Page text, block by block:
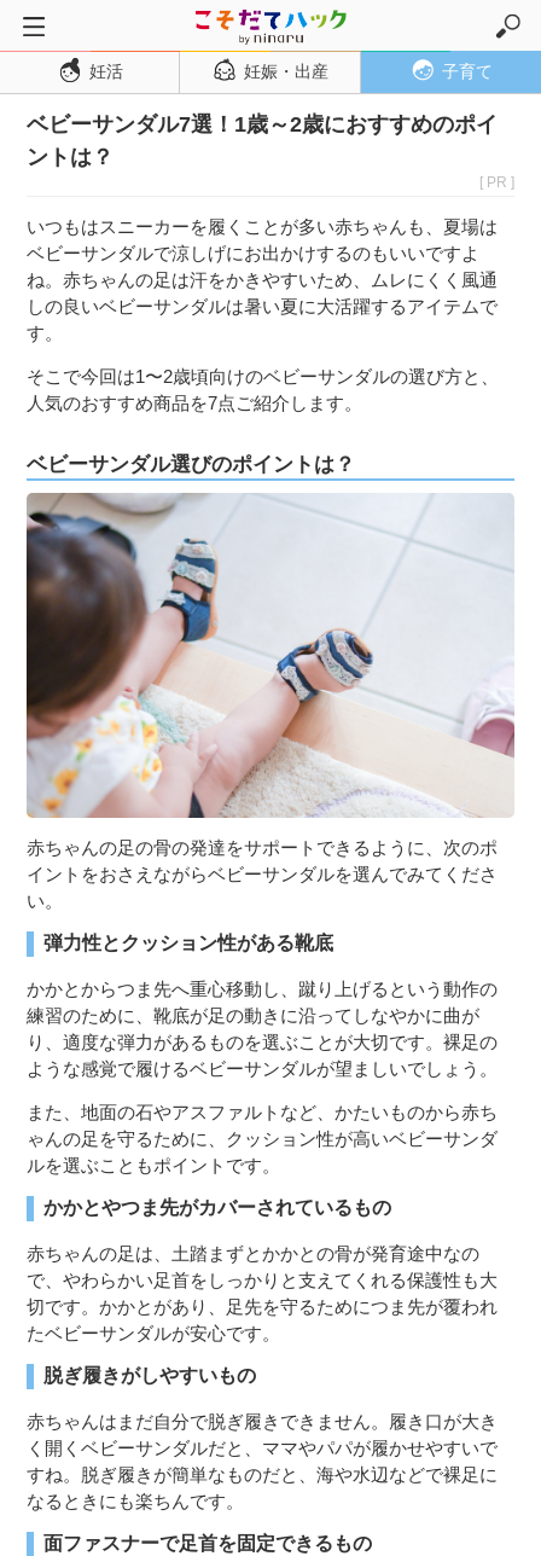
トップページ
妊活
妊娠・出産
妊娠初期
妊娠中期
出産
子育て・育児
０歳児
１歳児
２歳児
３〜６歳児
妊活 妊娠・出産 子育て
ベビーサンダル7選！1歳～2歳におすすめのポイ
ントは？
[ PR ]
いつもはスニーカーを履くことが多い赤ちゃんも、夏場は
ベビーサンダルで涼しげにお出かけするのもいいですよ
ね。赤ちゃんの足は汗をかきやすいため、ムレにくく風通
しの良いベビーサンダルは暑い夏に大活躍するアイテムで
す。
そこで今回は1〜2歳頃向けのベビーサンダルの選び方と、
人気のおすすめ商品を7点ご紹介します。
ベビーサンダル選びのポイントは？
赤ちゃんの足の骨の発達をサポートできるように、次のポ
イントをおさえながらベビーサンダルを選んでみてくださ
い。
弾力性とクッション性がある靴底
かかとからつま先へ重心移動し、蹴り上げるという動作の
練習のために、靴底が足の動きに沿ってしなやかに曲が
り、適度な弾力があるものを選ぶことが大切です。裸足の
ような感覚で履けるベビーサンダルが望ましいでしょう。
また、地面の石やアスファルトなど、かたいものから赤ち
ゃんの足を守るために、クッション性が高いベビーサンダ
ルを選ぶこともポイントです。
かかとやつま先がカバーされているもの
赤ちゃんの足は、土踏まずとかかとの骨が発育途中なの
で、やわらかい足首をしっかりと支えてくれる保護性も大
切です。かかとがあり、足先を守るためにつま先が覆われ
たベビーサンダルが安心です。
脱ぎ履きがしやすいもの
赤ちゃんはまだ自分で脱ぎ履きできません。履き口が大き
く開くベビーサンダルだと、ママやパパが履かせやすいで
すね。脱ぎ履きが簡単なものだと、海や水辺などで裸足に
なるときにも楽ちんです。
面ファスナーで足首を固定できるもの